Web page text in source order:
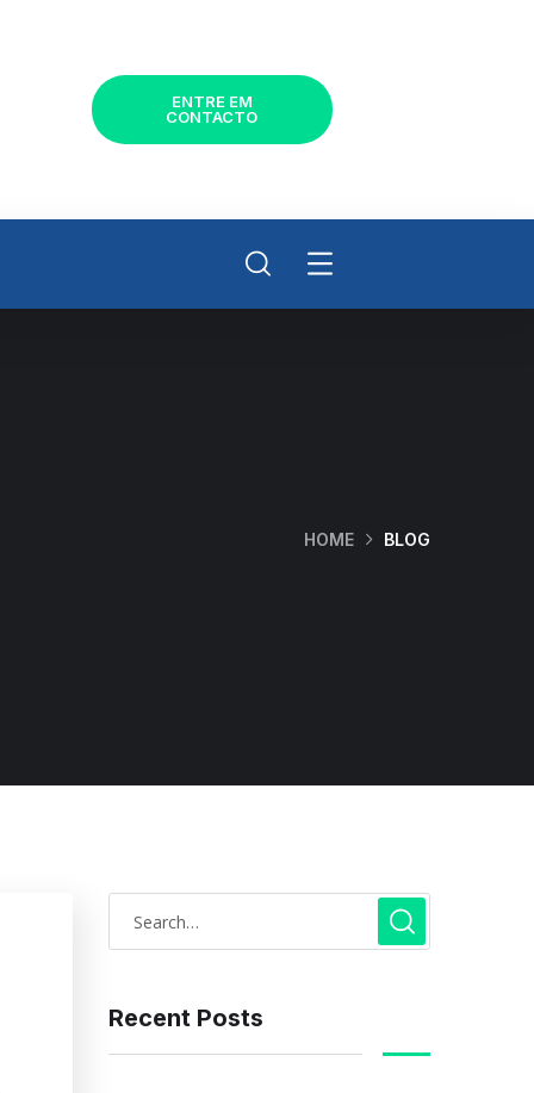
ENTRE EM
CONTACTO
HOME BLOG
Recent Posts